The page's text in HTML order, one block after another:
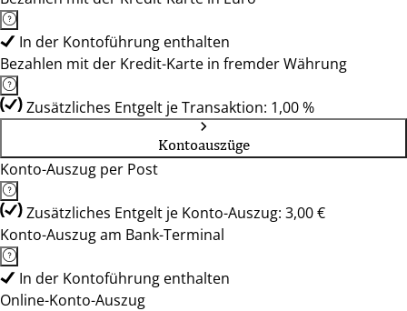
In der Kontoführung enthalten
Bezahlen mit der Kredit-Karte in fremder Währung
Zusätzliches Entgelt je Transaktion: 1,00 %
Kontoauszüge
Konto-Auszug per Post
Zusätzliches Entgelt je Konto-Auszug: 3,00 €
Konto-Auszug am Bank-Terminal
In der Kontoführung enthalten
Online-Konto-Auszug